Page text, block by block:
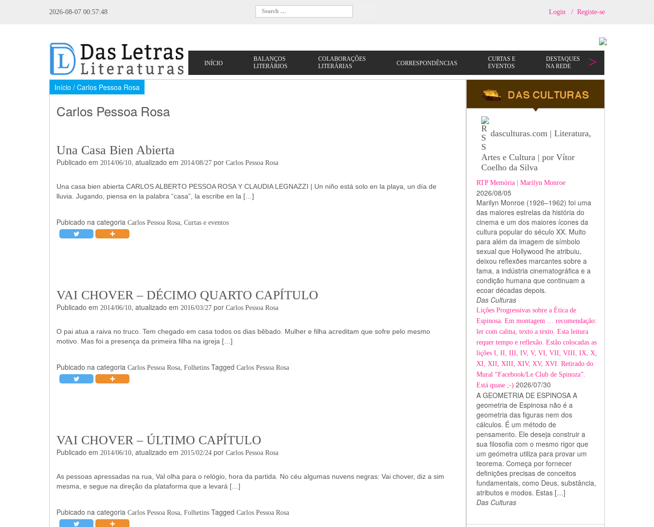
2026-08-07 00:57:48 Login / Registe-se
Início / Carlos Pessoa Rosa
Carlos Pessoa Rosa
Una Casa Bien Abierta
Publicado em 2014/06/10, atualizado em 2014/08/27por Carlos Pessoa Rosa
Una casa bien abierta CARLOS ALBERTO PESSOA ROSA Y CLAUDIA LEGNAZZI | Un niño está solo en la playa, un día de
lluvia. Jugando, piensa en la palabra “casa”, la escribe en la […]
Pubicado na categoria Carlos Pessoa Rosa, Curtas e eventos
VAI CHOVER – DÉCIMO QUARTO CAPÍTULO
Publicado em 2014/06/10, atualizado em 2016/03/27por Carlos Pessoa Rosa
O pai atua a raiva no truco. Tem chegado em casa todos os dias bêbado. Mulher e filha acreditam que sofre pelo mesmo
motivo. Mas foi a presença da primeira filha na igreja […]
Pubicado na categoria Carlos Pessoa Rosa, Folhetins Tagged Carlos Pessoa Rosa
VAI CHOVER – ÚLTIMO CAPÍTULO
Publicado em 2014/06/10, atualizado em 2015/02/24por Carlos Pessoa Rosa
As pessoas apressadas na rua, Val olha para o relógio, hora da partida. No céu algumas nuvens negras: Vai chover, diz a sim
mesma, e segue na direção da plataforma que a levará […]
Pubicado na categoria Carlos Pessoa Rosa, Folhetins Tagged Carlos Pessoa Rosa
dasculturas.com | Literatura,
Artes e Cultura | por Vítor
Coelho da Silva
RTP Memória | Marilyn Monroe
2026/08/05
Marilyn Monroe (1926–1962) foi uma
das maiores estrelas da história do
cinema e um dos maiores ícones da
cultura popular do século XX. Muito
para além da imagem de símbolo
sexual que Hollywood lhe atribuiu,
deixou reflexões marcantes sobre a
fama, a indústria cinematográfica e a
condição humana que continuam a
ecoar décadas depois.
Das Culturas
Lições Progressivas sobre a Ética de
Espinosa. Em montagem … recomendação:
ler com calma, texto a texto. Esta leitura
requer tempo e reflexão. Estão colocadas as
lições I, II, III, IV, V, VI, VII, VIII, IX, X,
XI, XII, XIII, XIV, XV, XVI. Retirado do
Mural “Facebook/Le Club de Spinoza”.
Está quase ;-) 2026/07/30
A GEOMETRIA DE ESPINOSA A
geometria de Espinosa não é a
geometria das figuras nem dos
cálculos. É um método de
pensamento. Ele deseja construir a
sua filosofia com o mesmo rigor que
um geómetra utiliza para provar um
teorema. Começa por fornecer
definições precisas de conceitos
fundamentais, como Deus, substância,
atributos e modos. Estas […]
Das Culturas